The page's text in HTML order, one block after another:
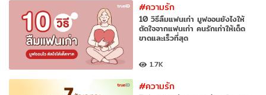
#ความรัก
10 วิธีลืมแฟนเก่า มูฟออนยังไงให้
ตัดใจจากแฟนเก่า คนรักเก่าให้เด็ด
ขาดและเร็วที่สุด
1.7K
#ความรัก